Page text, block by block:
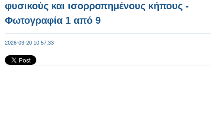
φυσικούς και ισορροπημένους κήπους -
Φωτογραφία 1 από 9
2026-03-20 10:57:33